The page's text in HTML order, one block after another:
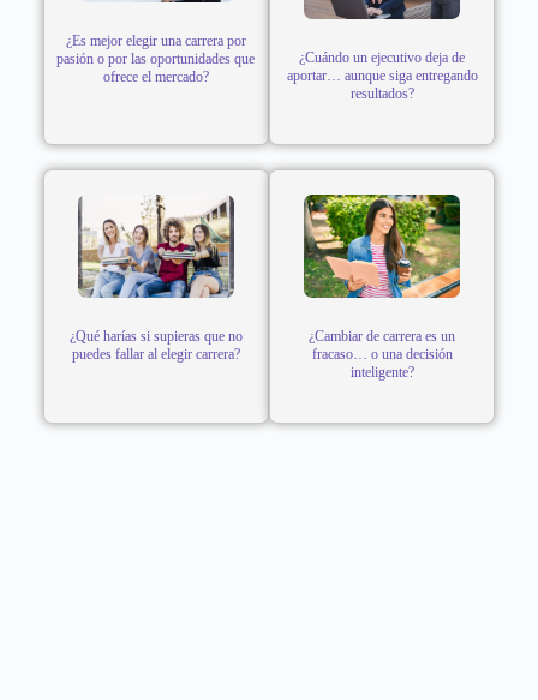
¿Es mejor elegir una carrera por
pasión o por las oportunidades que
ofrece el mercado?
¿Cuándo un ejecutivo deja de
aportar… aunque siga entregando
resultados?
¿Qué harías si supieras que no
puedes fallar al elegir carrera?
¿Cambiar de carrera es un
fracaso… o una decisión
inteligente?